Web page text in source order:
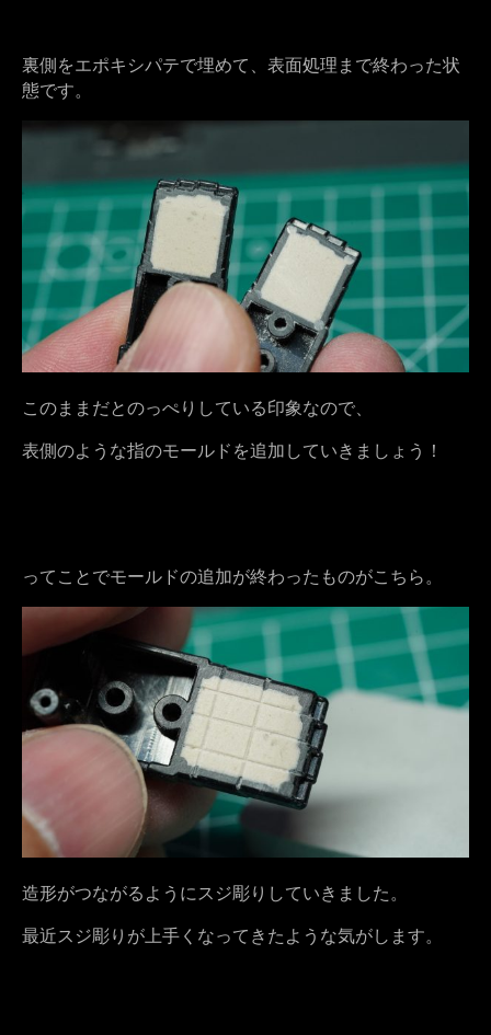
裏側をエポキシパテで埋めて、表面処理まで終わった状
態です。
このままだとのっぺりしている印象なので、
表側のような指のモールドを追加していきましょう！
ってことでモールドの追加が終わったものがこちら。
造形がつながるようにスジ彫りしていきました。
最近スジ彫りが上手くなってきたような気がします。